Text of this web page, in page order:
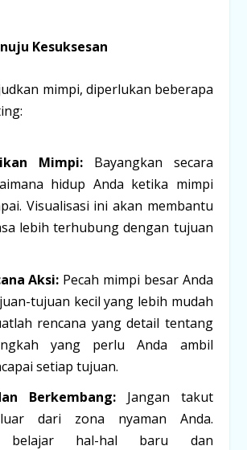
Kesuksesan
mimpi, diperlukan beberapa
Mimpi:Bayangkan secara
hidup Anda ketika mimpi
Visualisasi ini akan membantu
lebih terhubung dengan tujuan
Aksi: Pecah mimpi besar Anda
tujuan kecil yang lebih mudah
rencana yang detail tentang
yang perlu Anda ambil
setiap tujuan.
Berkembang:Jangan takut
dari zona nyaman Anda.
belajar hal-hal baru dan